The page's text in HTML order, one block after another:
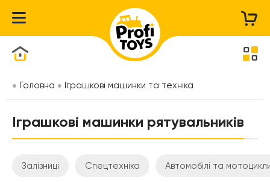
Головна Іграшкові машинки та техніка
Іграшкові машинки рятувальників
Залізниці Спецтехніка Автомобілі та
Каталог товарів